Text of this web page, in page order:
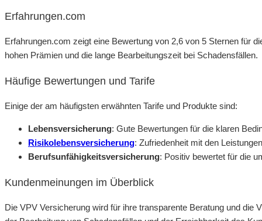
Erfahrungen.com
Erfahrungen.com zeigt eine Bewertung von 2,6 von 5 Sternen für
hohen Prämien und die lange Bearbeitungszeit bei Schadensfällen.
Häufige Bewertungen und Tarife
Einige der am häufigsten erwähnten Tarife und Produkte sind:
Lebensversicherung: Gute Bewertungen für die klaren
Risikolebensversicherung: Zufriedenheit mit den
Berufsunfähigkeitsversicherung: Positiv bewertet für die
Kundenmeinungen im Überblick
Die VPV Versicherung wird für ihre transparente Beratung und die